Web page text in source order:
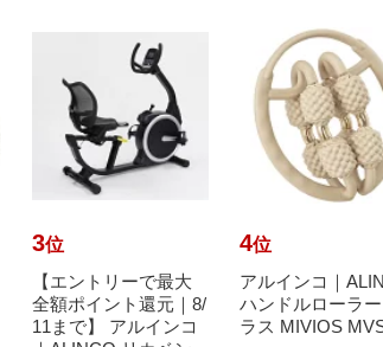
3位
【エントリーで最大
全額ポイント還元｜8/
11まで】 アルインコ
4位
アルインコ｜
ハンドルローラ
ラス MIVIOS